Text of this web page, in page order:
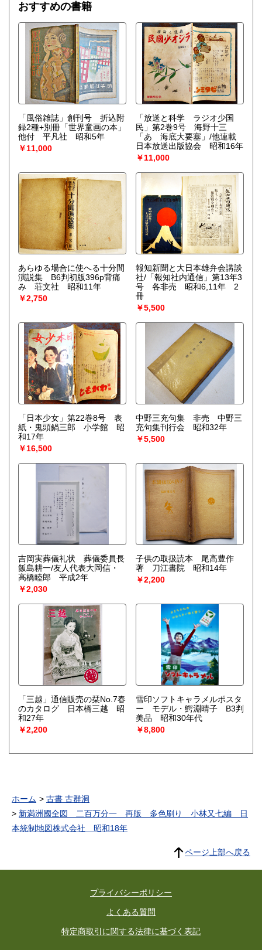
おすすめの書籍
「風俗雑誌」創刊号 折込附
録2種+別冊「世界童画の本」
他付 平凡社 昭和5年
￥11,000
「放送と科学 ラジオ少国
民」第2巻9号 海野十三
「あゝ海底大要塞」/他連載
日本放送出版協会 昭和16年
￥11,000
あらゆる場合に使へる十分間
演説集 B6判初版396p背痛
み 荘文社 昭和11年
￥2,750
報知新聞と大日本雄弁会講談
社/「報知社内通信」第13年3
号 各非売 昭和6,11年 2
冊
￥5,500
「日本少女」第22巻8号 表
紙・鬼頭鍋三郎 小学館 昭
和17年
￥16,500
中野三充句集 非売 中野三
充句集刊行会 昭和32年
￥5,500
吉岡実葬儀礼状 葬儀委員長
飯島耕一/友人代表大岡信・
高橋睦郎 平成2年
￥2,030
子供の取扱読本 尾高豊作
著 刀江書院 昭和14年
￥2,200
「三越」通信販売の栞No.7春
のカタログ 日本橋三越 昭
和27年
￥2,200
雪印ソフトキャラメルポスタ
ー モデル・鰐淵晴子 B3判
美品 昭和30年代
￥8,800
ホーム
古書 古群洞
新満洲國全図 二百万分一 再版 多色刷り 小林又七編 日
本統制地図株式会社 昭和18年
ページ上部へ戻る
プライバシーポリシー
よくある質問
特定商取引に関する法律に基づく表記